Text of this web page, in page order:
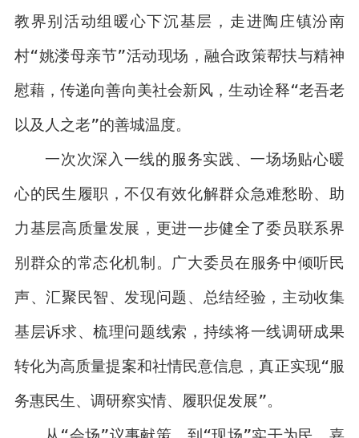
教界别活动组暖心下沉基层，走进陶庄镇汾南
村“姚溇母亲节”活动现场，融合政策帮扶与精神
慰藉，传递向善向美社会新风，生动诠释“老吾老
以及人之老”的善城温度。
一次次深入一线的服务实践、一场场贴心暖
心的民生履职，不仅有效化解群众急难愁盼、助
力基层高质量发展，更进一步健全了委员联系界
别群众的常态化机制。广大委员在服务中倾听民
声、汇聚民智、发现问题、总结经验，主动收集
基层诉求、梳理问题线索，持续将一线调研成果
转化为高质量提案和社情民意信息，真正实现“服
务惠民生、调研察实情、履职促发展”。